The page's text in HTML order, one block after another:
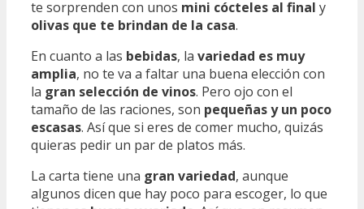
te sorprenden con unos mini cócteles al final y
olivas que te brindan de la casa.
En cuanto a las bebidas, la variedad es muy
amplia, no te va a faltar una buena elección con
la gran selección de vinos. Pero ojo con el
tamaño de las raciones, son pequeñas y un poco
escasas. Así que si eres de comer mucho, quizás
quieras pedir un par de platos más.
La carta tiene una gran variedad, aunque
algunos dicen que hay poco para escoger, lo que